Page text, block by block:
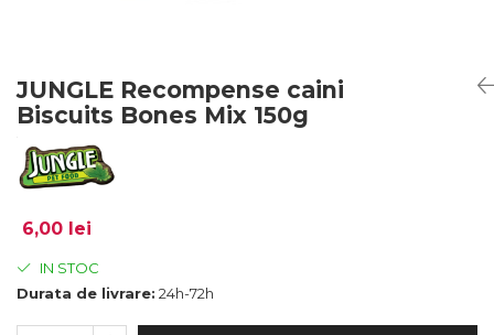
JUNGLE Recompense caini
Biscuits Bones Mix 150g
6,00 lei
IN STOC
Durata de livrare: 24h-72h